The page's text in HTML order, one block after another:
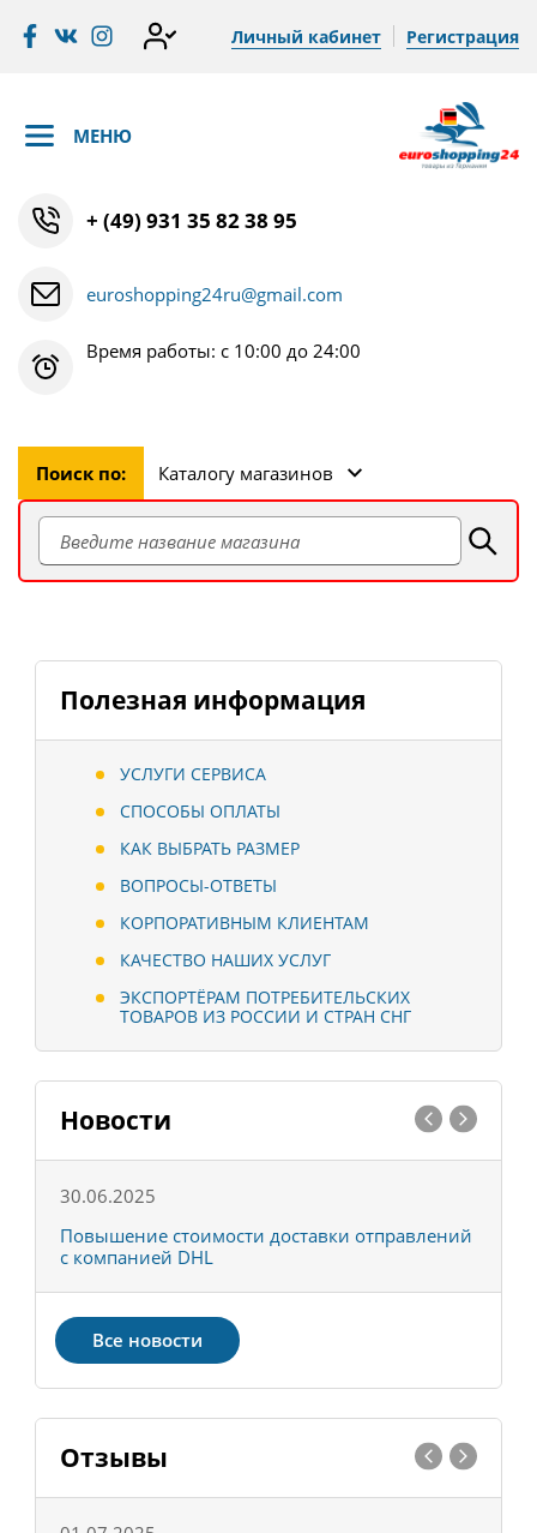
Личный кабинет Регистрация
МЕНЮ
+ (49) 931 35 82 38 95
euroshopping24ru@gmail.com
Время работы: с 10:00 до 24:00
Поиск по: Каталогу магазинов
Полезная информация
УСЛУГИ СЕРВИСА
СПОСОБЫ ОПЛАТЫ
КАК ВЫБРАТЬ РАЗМЕР
ВОПРОСЫ-ОТВЕТЫ
КОРПОРАТИВНЫМ КЛИЕНТАМ
КАЧЕСТВО НАШИХ УСЛУГ
ЭКСПОРТЁРАМ ПОТРЕБИТЕЛЬСКИХ
ТОВАРОВ ИЗ РОССИИ И СТРАН СНГ
Новости
30.06.2025
Повышение стоимости доставки отправлений
с компанией DHL
Все новости
Отзывы